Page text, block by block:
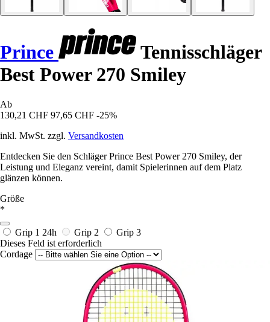
Prince
Tennisschläger
Best Power 270 Smiley
Ab
130,21 CHF 97,65 CHF -25%
inkl. MwSt. zzgl. Versandkosten
Entdecken Sie den Schläger Prince Best Power 270 Smiley, der
Leistung und Eleganz vereint, damit Spielerinnen auf dem Platz
glänzen können.
Größe
*
Grip 1 24h Grip 2
Grip 3
Dieses Feld ist erforderlich
Cordage